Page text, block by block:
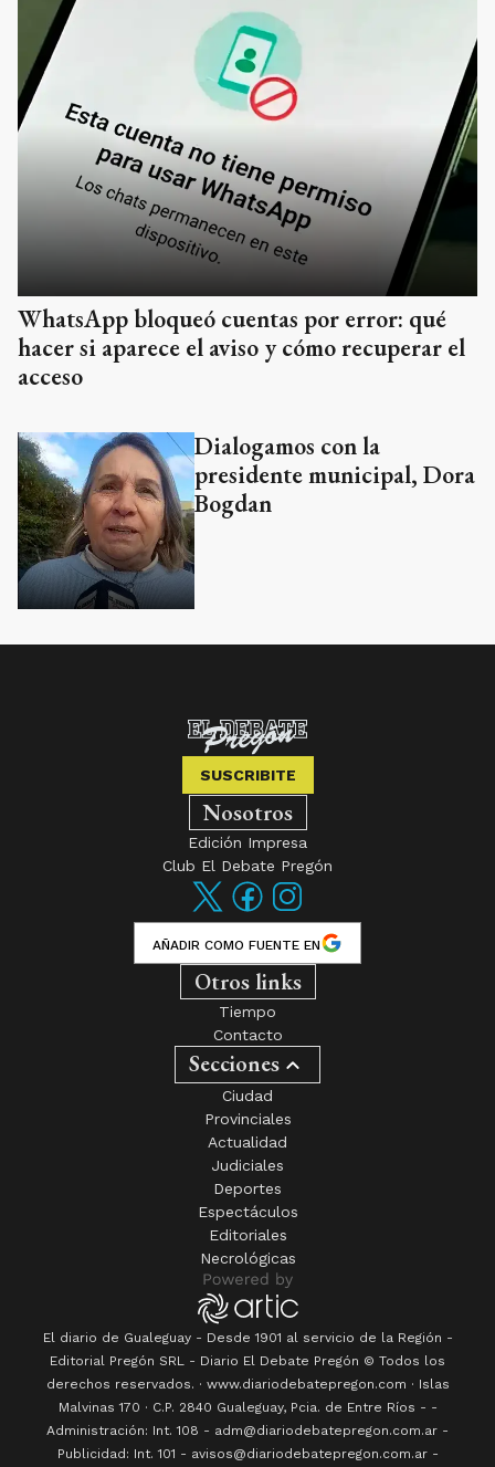
WhatsApp bloqueó cuentas por error: qué
hacer si aparece el aviso y cómo recuperar el
acceso
Dialogamos con la
presidente municipal, Dora
Bogdan
SUSCRIBITE
Nosotros
Edición Impresa
Club El Debate Pregón
AÑADIR COMO FUENTE EN
Otros links
Tiempo
Contacto
Secciones
Ciudad
Provinciales
Actualidad
Judiciales
Deportes
Espectáculos
Editoriales
Necrológicas
El diario de Gualeguay - Desde 1901 al servicio de la Región -
Editorial Pregón SRL
- Diario El Debate Pregón © Todos los
derechos reservados. · www.diariodebatepregon.com · Islas
Malvinas 170 · C.P. 2840 Gualeguay, Pcia. de Entre Ríos - -
Administración: Int. 108 - adm@diariodebatepregon.com.ar -
Publicidad: Int. 101 - avisos@diariodebatepregon.com.ar -